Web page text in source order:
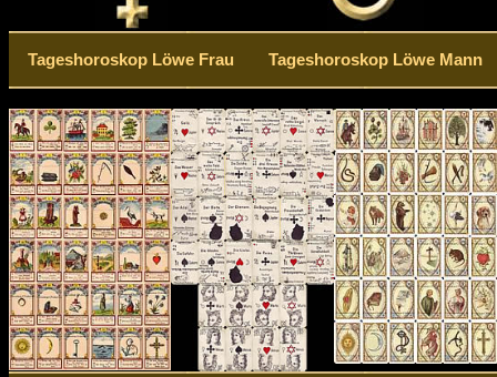
Tageshoroskop Löwe Frau Tageshoroskop Löwe Mann